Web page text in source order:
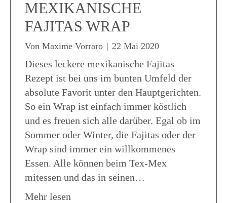
MEXIKANISCHE
FAJITAS WRAP
Von Maxime Vorraro | 22 Mai 2020
Dieses leckere mexikanische Fajitas
Rezept ist bei uns im bunten Umfeld der
absolute Favorit unter den Hauptgerichten.
So ein Wrap ist einfach immer köstlich
und es freuen sich alle darüber. Egal ob im
Sommer oder Winter, die Fajitas oder der
Wrap sind immer ein willkommenes
Essen. Alle können beim Tex-Mex
mitessen und das in seinen…
Mehr lesen